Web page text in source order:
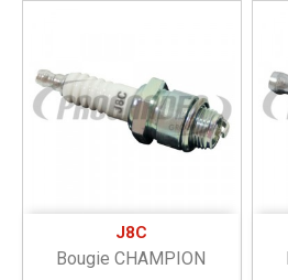
J8C
Bougie CHAMPION